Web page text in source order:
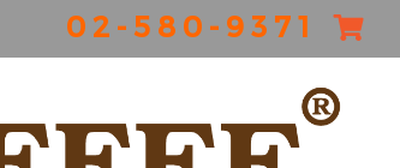
0 2 - 5 8 0 - 9 3 7 1